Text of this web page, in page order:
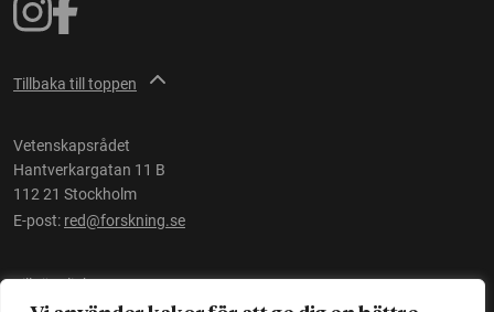
Tillbaka till toppen
Vetenskapsrådet
Hantverkargatan 11 B
112 21 Stockholm
E-post: red@forskning.se
Tillgänglighet